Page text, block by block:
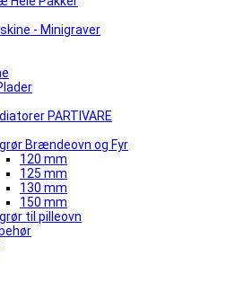
- Minigraver
PARTIVARE
Brændeovn og Fyr
120 mm
125 mm
130 mm
150 mm
til pilleovn